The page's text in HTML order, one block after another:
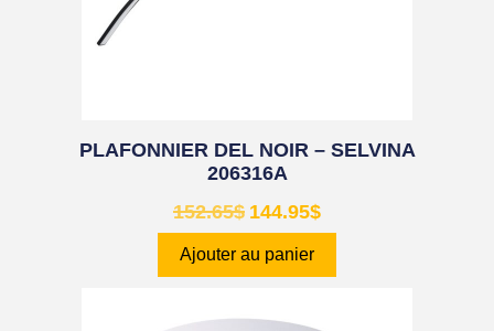
PLAFONNIER DEL NOIR – SELVINA
206316A
152.65$ 144.95$
Ajouter au panier